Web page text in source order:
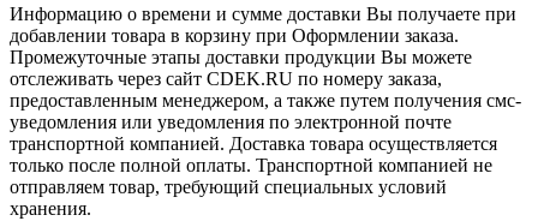
Информацию о времени и сумме доставки Вы получаете при
добавлении товара в корзину при Оформлении заказа.
Промежуточные этапы доставки продукции Вы можете
отслеживать через сайт CDEK.RU по номеру заказа,
предоставленным менеджером, а также путем получения смс-
уведомления или уведомления по электронной почте
транспортной компанией. Доставка товара осуществляется
только после полной оплаты. Транспортной компанией не
отправляем товар, требующий специальных условий
хранения.